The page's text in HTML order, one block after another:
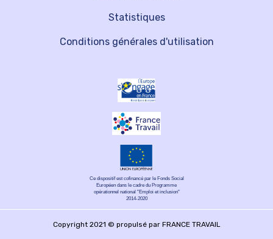
Statistiques
Conditions générales d'utilisation
Ce dispositif est cofinancé par le Fonds Social
Européen dans le cadre du Programme
opérationnel national "Emploi et inclusion"
2014-2020
Copyright 2021 © propulsé par FRANCE TRAVAIL